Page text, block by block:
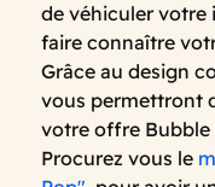
de véhiculer votre
faire connaître
Grâce au design
vous permettront
votre offre Bubble
Procurez vous le